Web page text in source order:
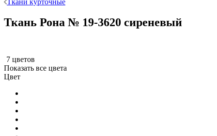
Ткани курточные
Ткань Рона № 19-3620 сиреневый
7 цветов
Показать все цвета
Цвет